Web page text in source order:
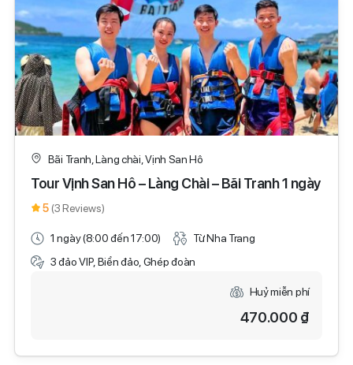
Bãi Tranh, Làng chài, Vịnh San Hô
Tour Vịnh San Hô – Làng Chài – Bãi Tranh 1 ngày
5 (3 Reviews)
1 ngày (8:00 đến 17:00)
Từ Nha Trang
3 đảo VIP, Biển đảo, Ghép đoàn
Huỷ miễn phí
470.000 ₫